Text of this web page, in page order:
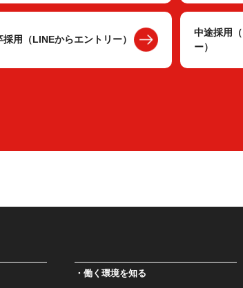
採用（LINEからエントリー）
中途採用
ー）
働く環境を知る